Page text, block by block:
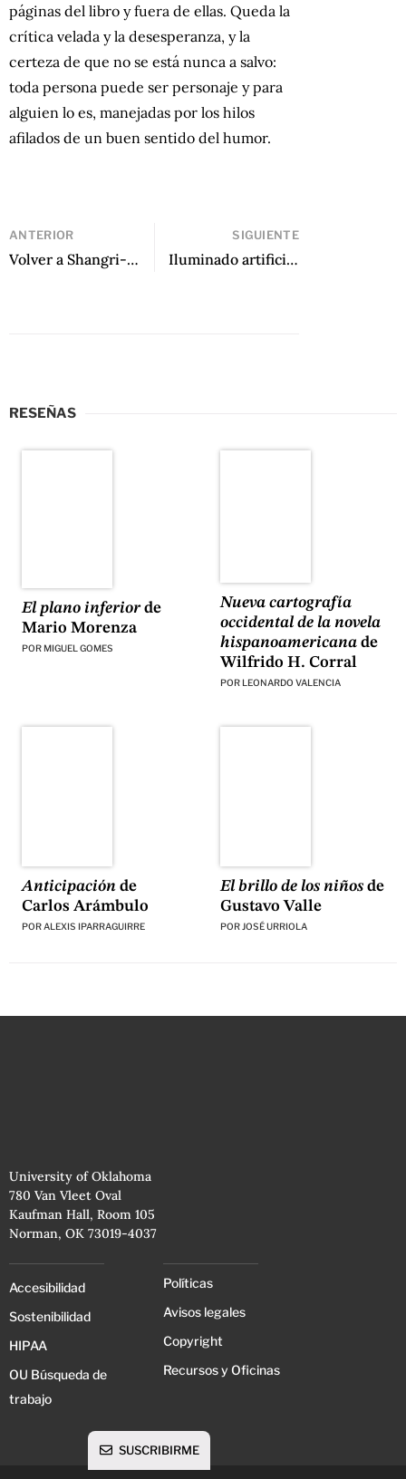
páginas del libro y fuera de ellas. Queda la
crítica velada y la desesperanza, y la
certeza de que no se está nunca a salvo:
toda persona puede ser personaje y para
alguien lo es, manejadas por los hilos
afilados de un buen sentido del humor.
ANTERIOR
Volver a Shangri-La de Jorge Eduardo Benavides
SIGUIENTE
Iluminado artificio. Ensayos sobre la obra de Mercedes Roffé, compilados por Eugenia Straccali
RESEÑAS
El plano inferiorde
Mario Morenza
POR MIGUEL GOMES
Nueva cartografía
occidental de la novela
hispanoamericanade
Wilfrido H. Corral
POR LEONARDO VALENCIA
Anticipaciónde
Carlos Arámbulo
PORALEXIS IPARRAGUIRRE
El brillo de los niñosde
Gustavo Valle
POR JOSÉ URRIOLA
University of Oklahoma
780 Van Vleet Oval
Kaufman Hall, Room 105
Norman, OK 73019-4037
Accesibilidad
Sostenibilidad
HIPAA
OU Búsqueda de
trabajo
Políticas
Avisos legales
Copyright
Recursos y Oficinas
SUSCRIBIRME